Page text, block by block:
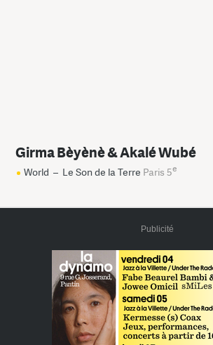
Girma Bèyènè & Akalé Wubé
World – Le Son de la Terre Paris 5e
Publicité